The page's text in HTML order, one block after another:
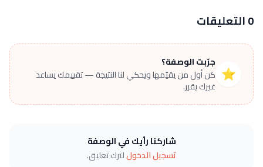
0 التعليقات
⭐
جرّبت الوصفة؟
كن أول من يقيّمها ويحكي لنا النتيجة — تقييمك يساعد
غيرك يقرر.
شاركنا رأيك في الوصفة
تسجيل الدخوللترك تعليق.